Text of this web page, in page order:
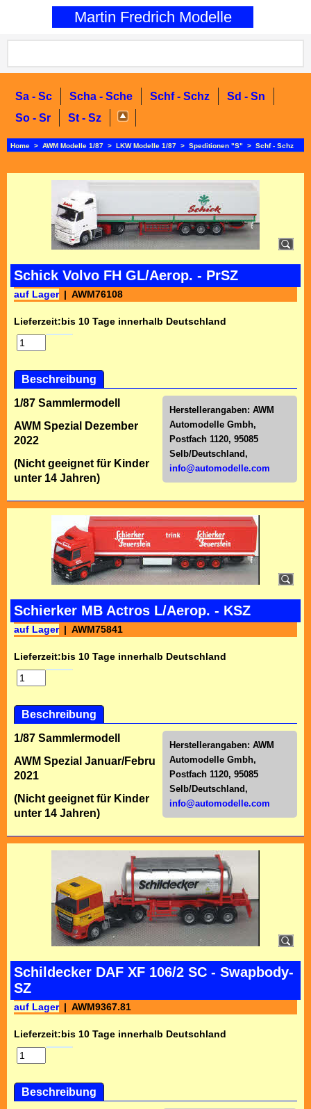
Martin Fredrich Modelle
Sa - Sc Scha - Sche Schf - Schz
Sd - Sn
So - Sr
St - Sz
Home > AWM Modelle 1/87 > LKW Modelle 1/87 > Speditionen "S" > Schf - Schz
Schick Volvo FH GL/Aerop. - PrSZ
auf Lager AWM76108
Lieferzeit:bis 10 Tage innerhalb Deutschland
Beschreibung
Herstellerangaben: AWM
Automodelle Gmbh,
Postfach 1120, 95085
Selb/Deutschl and,
info@automodelle.com
1/87 Sammlermodell
AWM Spezial Dezember
2022
(Nicht geeignet für Kinder
unter 14 Jahren)
Schierker MB Actros L/Aerop. - KSZ
auf Lager AWM75841
Lieferzeit:bis 10 Tage innerhalb Deutschland
Beschreibung
Herstellerangaben: AWM
Automodelle Gmbh,
Postfach 1120, 95085
Selb/Deutschl and,
info@automodelle.com
1/87 Sammlermodell
AWM Spezial Januar/Februar
2021
(Nicht geeignet für Kinder
unter 14 Jahren)
Schildecker DAF XF 106/2 SC - Swapbody-
SZ
auf Lager AWM9367.81
Lieferzeit:bis 10 Tage innerhalb Deutschland
Beschreibung